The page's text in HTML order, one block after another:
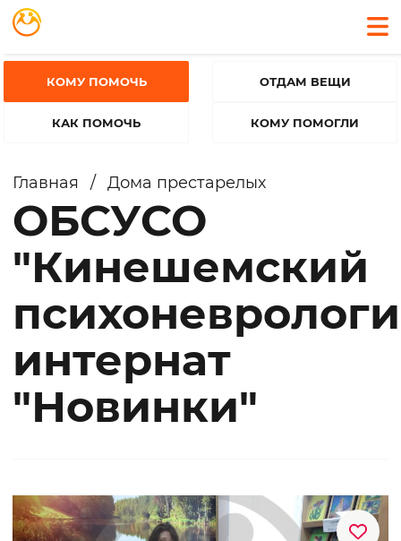
КОМУ ПОМОЧЬ
КАК ПОМОЧЬ
ОТДАМ ВЕЩИ
КОМУ ПОМОГЛИ
Главная / Дома престарелых
ОБСУСО
"Кинешемский
интернат
"Новинки"